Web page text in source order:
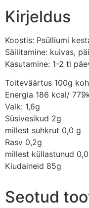
Kirjeldus
Koostis: Psülliumi
Säilitamine: kuivas,
Kasutamine: 1-2 tl
Toiteväärtus 100g
Energia 186 kcal/
Valk: 1,6g
Süsivesikud 2g
millest suhkrut 0,0 g
Rasv 0,2g
millest küllastunud
Kiudaineid 85g
Seotud